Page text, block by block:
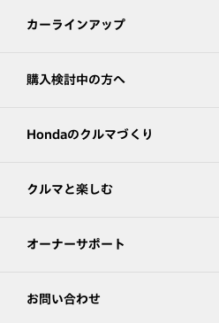
カーラインアップ
購入検討中の方へ
Hondaのクルマづくり
クルマと楽しむ
オーナーサポート
お問い合わせ